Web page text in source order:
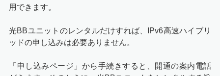
用できます。
光BBユニットのレンタルだけすれば、IPv6高速ハイブリ
ッドの申し込みは必要ありません。
「申し込みページ」から手続きすると、開通の案内電話